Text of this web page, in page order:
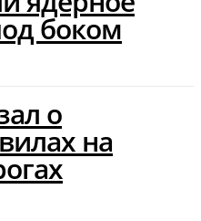
боком
о
на